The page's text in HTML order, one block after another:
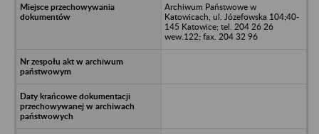
Archiwum Państwowe w
Katowicach, ul. Józefowska 104;40-
145 Katowice; tel. 204 26 26
wew.122; fax. 204 32 96